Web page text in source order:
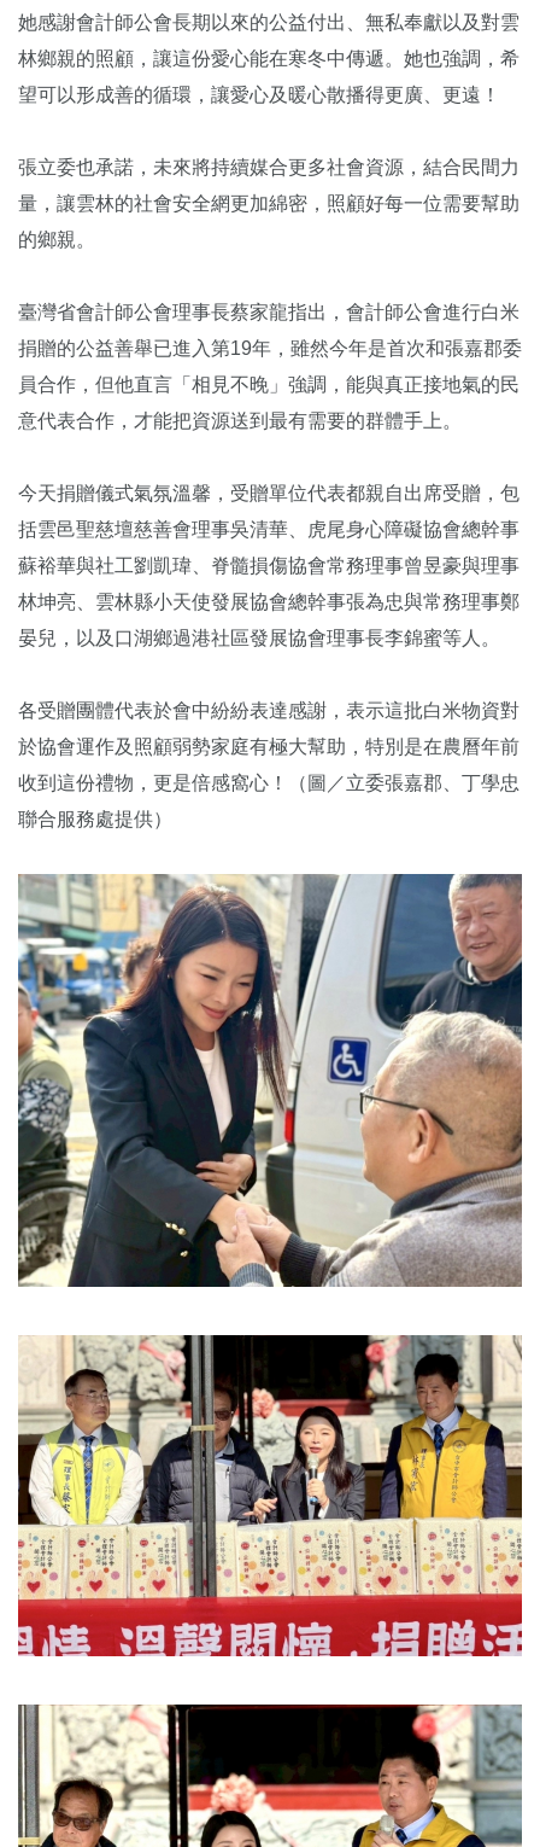
她感謝會計師公會長期以來的公益付出、無私奉獻以及對雲
林鄉親的照顧，讓這份愛心能在寒冬中傳遞。她也強調，希
望可以形成善的循環，讓愛心及暖心散播得更廣、更遠！
張立委也承諾，未來將持續媒合更多社會資源，結合民間力
量，讓雲林的社會安全網更加綿密，照顧好每一位需要幫助
的鄉親。
臺灣省會計師公會理事長蔡家龍指出，會計師公會進行白米
捐贈的公益善舉已進入第19年，雖然今年是首次和張嘉郡委
員合作，但他直言「相見不晚」強調，能與真正接地氣的民
意代表合作，才能把資源送到最有需要的群體手上。
今天捐贈儀式氣氛溫馨，受贈單位代表都親自出席受贈，包
括雲邑聖慈壇慈善會理事吳清華、虎尾身心障礙協會總幹事
蘇裕華與社工劉凱瑋、脊髓損傷協會常務理事曾昱豪與理事
林坤亮、雲林縣小天使發展協會總幹事張為忠與常務理事鄭
晏兒，以及口湖鄉過港社區發展協會理事長李錦蜜等人。
各受贈團體代表於會中紛紛表達感謝，表示這批白米物資對
於協會運作及照顧弱勢家庭有極大幫助，特別是在農曆年前
收到這份禮物，更是倍感窩心！（圖／立委張嘉郡、丁學忠
聯合服務處提供）